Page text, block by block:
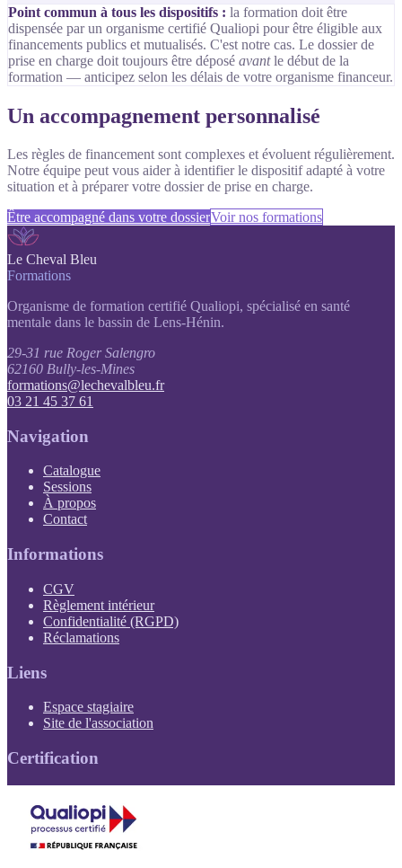
Point commun à tous les dispositifs : la formation doit être
dispensée par un organisme certifié Qualiopi pour être éligible aux
financements publics et mutualisés. C'est notre cas. Le dossier de
prise en charge doit toujours être déposé avantle début de la
formation — anticipez selon les délais de votre organisme financeur.
Un accompagnement personnalisé
Les règles de financement sont complexes et évoluent régulièrement.
Notre équipe peut vous aider à identifier le dispositif adapté à votre
situation et à préparer votre dossier de prise en charge.
Être accompagné dans votre dossierVoir nos formations
Le Cheval Bleu
Formations
Organisme de formation certifié Qualiopi, spécialisé en santé
mentale dans le bassin de Lens-Hénin.
29-31 rue Roger Salengro
62160 Bully-les-Mines
formations@lechevalbleu.fr
03 21 45 37 61
Navigation
Catalogue
Sessions
À propos
Contact
Informations
CGV(PDF, s'ouvre dans un nouvel onglet)
Règlement intérieur(PDF, s'ouvre dans un nouvel onglet)
Confidentialité (RGPD)(PDF, s'ouvre dans un nouvel onglet)
Réclamations
Liens
Espace stagiaire(s'ouvre dans un nouvel onglet)
Site de l'association
Certification